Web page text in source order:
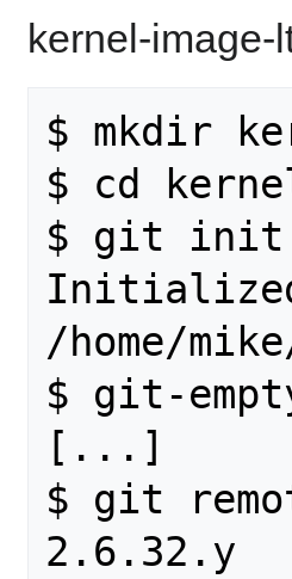
kernel-
$ mkdir
$ cd
$ git init
/home/
$ git-
[...]
$ git
2.6.32.y